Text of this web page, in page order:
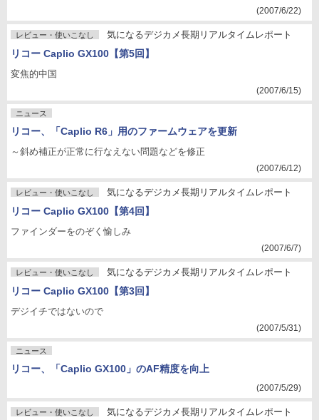
(2007/6/22)
レビュー・使いこなし 気になるデジカメ長期リアルタイムレポート
リコー Caplio GX100【第5回】
変焦的中国
(2007/6/15)
ニュース
リコー、「Caplio R6」用のファームウェアを更新
～斜め補正が正常に行なえない問題などを修正
(2007/6/12)
レビュー・使いこなし 気になるデジカメ長期リアルタイムレポート
リコー Caplio GX100【第4回】
ファインダーをのぞく愉しみ
(2007/6/7)
レビュー・使いこなし 気になるデジカメ長期リアルタイムレポート
リコー Caplio GX100【第3回】
デジイチではないので
(2007/5/31)
ニュース
リコー、「Caplio GX100」のAF精度を向上
(2007/5/29)
レビュー・使いこなし 気になるデジカメ長期リアルタイムレポート